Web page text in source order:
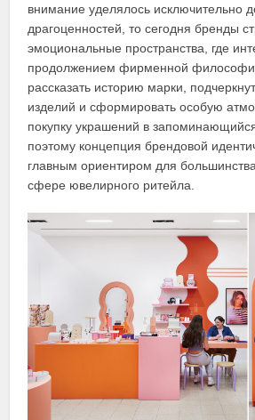
внимание уделялось исключительно
драгоценностей, то сегодня бренды
эмоциональные пространства, где
продолжением фирменной
рассказать историю марки,
изделий и сформировать особую
покупку украшений в
поэтому концепция брендовой
главным ориентиром для
сфере ювелирного ритейла.